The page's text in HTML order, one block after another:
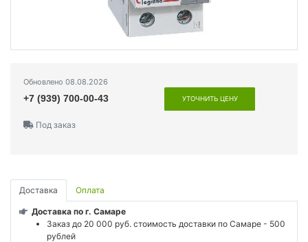
Обновлено 08.08.2026
+7 (939) 700-00-43 УТОЧНИТЬ ЦЕНУ
Под заказ
Доставка Оплата
Доставка по г. Самаре
Заказ до 20 000 руб. стоимость доставки по Самаре - 500
рублей